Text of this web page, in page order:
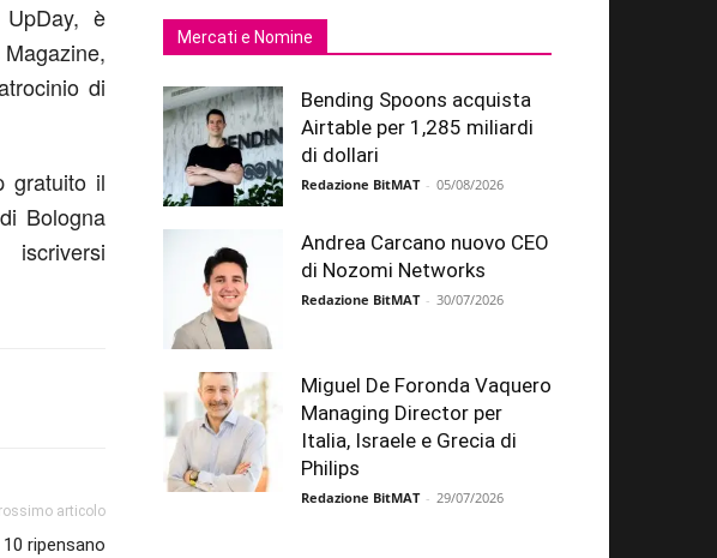
è
di
gratuito il
Bologna
articolo
ripensano
Mercati e Nomine
Bending Spoons acquista
Airtable per 1,285 miliardi
di dollari
Redazione BitMAT - 05/08/2026
Andrea Carcano nuovo CEO
di Nozomi Networks
Redazione BitMAT - 30/07/2026
Miguel De Foronda Vaquero
Managing Director per
Italia, Israele e Grecia di
Philips
Redazione BitMAT - 29/07/2026